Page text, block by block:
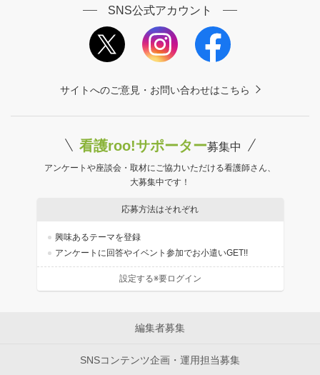
SNS公式アカウント
サイトへのご意見・お問い合わせはこちら
看護roo!サポーター募集中
アンケートや座談会・取材にご協力いただける看護師さん、
大募集中です！
応募方法はそれぞれ
興味あるテーマを登録
アンケートに回答やイベント参加でお小遣いGET!!
設定する※要ログイン
編集者募集
SNSコンテンツ企画・運用担当募集